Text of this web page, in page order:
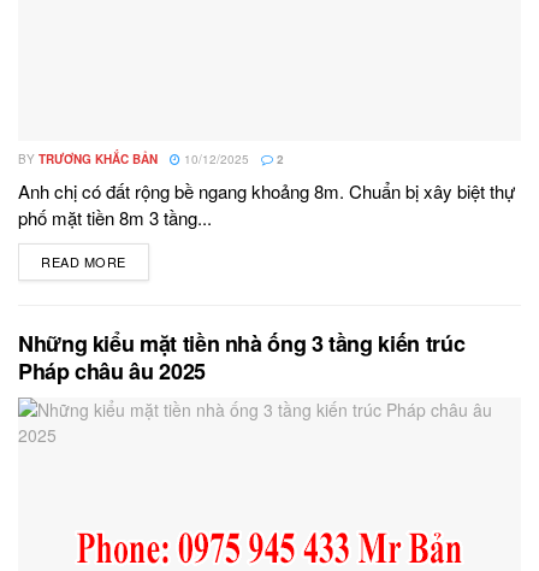
BY TRƯƠNG KHẮC BẢN 10/12/2025 2
Anh chị có đất rộng bề ngang khoảng 8m. Chuẩn bị xây biệt thự
phố mặt tiền 8m 3 tầng...
READ MORE
Những kiểu mặt tiền nhà ống 3 tầng kiến trúc
Pháp châu âu 2025